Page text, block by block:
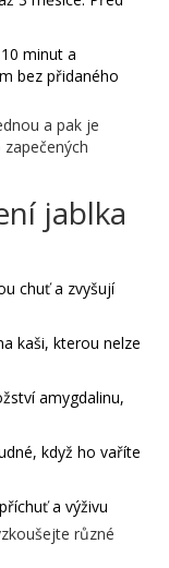
minut a
bez přidaného
a pak je
jablka
chuť a zvyšují
kaši, kterou nelze
amygdalinu,
když ho vaříte
a výživu
různé